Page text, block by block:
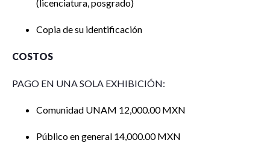
(licenciatura, posgrado)
Copia de su identificación
COSTOS
PAGO EN UNA SOLA EXHIBICIÓN:
Comunidad UNAM 12,000.00 MXN
Público en general 14,000.00 MXN